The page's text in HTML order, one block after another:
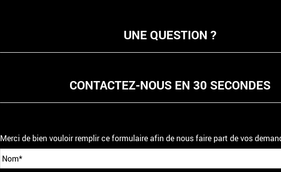
UNE QUESTION ?
CONTACTEZ-NOUS EN 30 SECONDES
Merci de bien vouloir remplir ce formulaire afin de nous faire part de vos